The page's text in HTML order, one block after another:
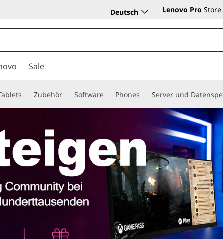
Deutsch Lenovo Pro
Sale
Zubehör Software Phones Server und